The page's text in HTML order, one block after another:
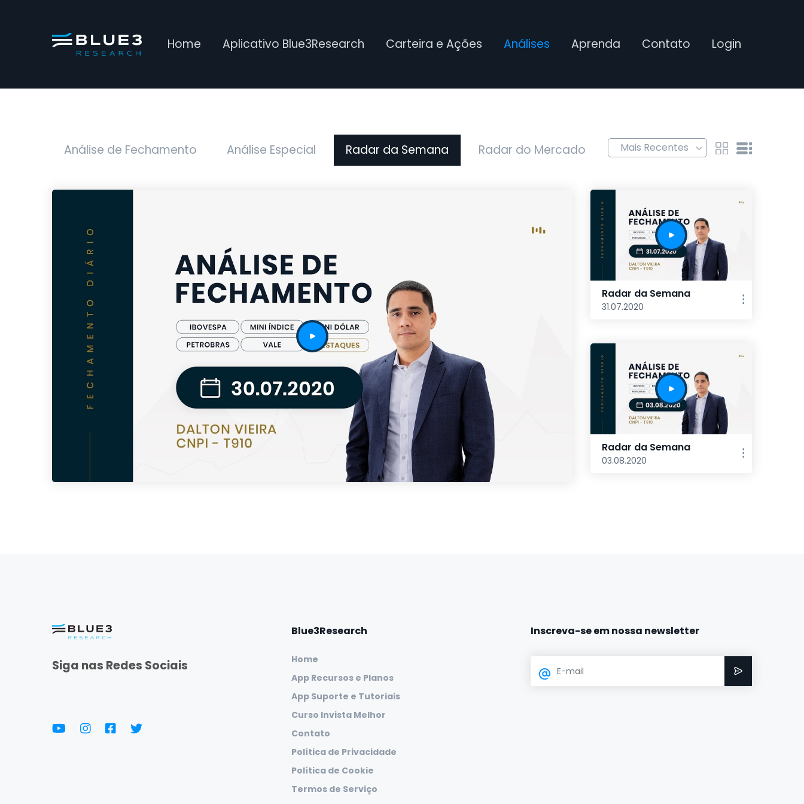
Home Aplicativo Blue3Research Carteira e Ações Análises Aprenda Contato Login
Análise de Fechamento Análise Especial Radar da Semana Radar do Mercado
Radar da Semana
31.07.2020
Radar da Semana
03.08.2020
Siga nas Redes Sociais
Blue3Research
Home
App Recursos e Planos
App Suporte e Tutoriais
Curso Invista Melhor
Contato
Política de Privacidade
Política de Cookie
Termos de Serviço
Inscreva-se em nossa newsletter